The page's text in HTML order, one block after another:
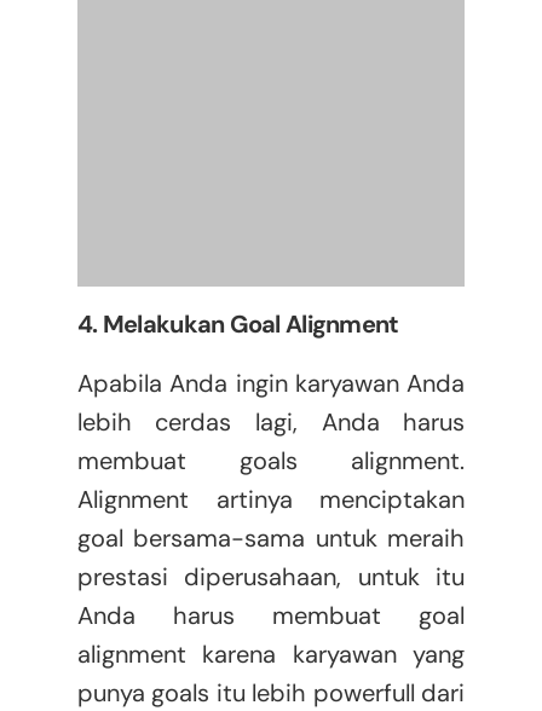
4. Melakukan Goal Alignment
Apabila Anda ingin karyawan Anda
lebih cerdas lagi, Anda harus
membuat goals alignment.
Alignment artinya menciptakan
goal bersama-sama untuk meraih
prestasi diperusahaan, untuk itu
Anda harus membuat goal
alignment karena karyawan yang
punya goals itu lebih powerfull dari